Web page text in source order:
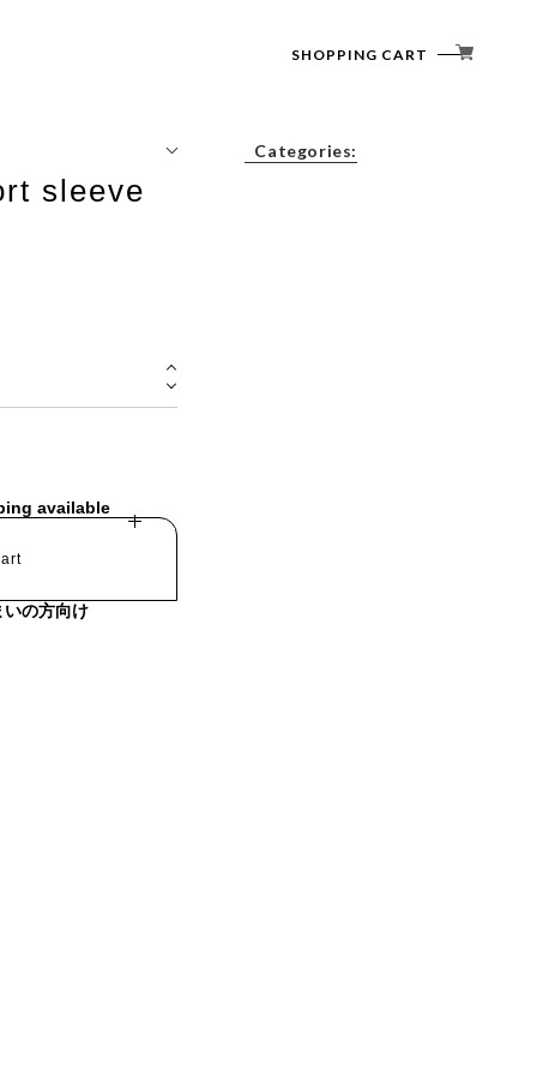
SHOPPING CART
Categories:
sleeve
available
いの方向け